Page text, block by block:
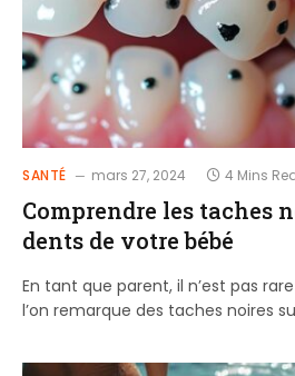
SANTÉ mars 27, 2024 4 Mins
Comprendre les taches
dents de votre bébé
En tant que parent, il n’est pas
l’on remarque des taches noires